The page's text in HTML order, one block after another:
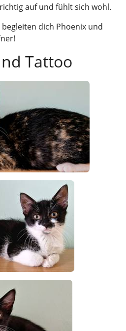
auf und fühlt sich wohl.
dich Phoenix und
Tattoo